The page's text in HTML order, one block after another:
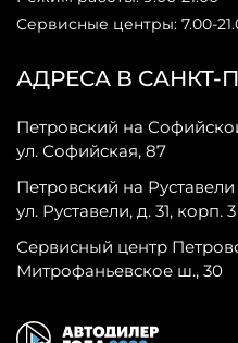
АДРЕСА В САНКТ-
Петровский на
ул. Софийская, 87
Петровский на Руставели
ул. Руставели, д. 31, корп. 3
Сервисный центр
Митрофаньевское ш., 30
Сервисные центры: 7.00-